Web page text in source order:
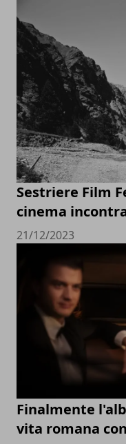
Sestriere Film
cinema
21/12/2023
Finalmente
vita romana